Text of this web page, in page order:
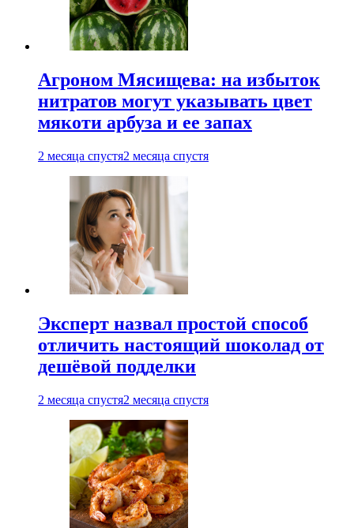
Агроном Мясищева: на избыток
нитратов могут указывать цвет
мякоти арбуза и ее запах
2 месяца спустя2 месяца спустя
Эксперт назвал простой способ
отличить настоящий шоколад от
дешёвой подделки
2 месяца спустя2 месяца спустя